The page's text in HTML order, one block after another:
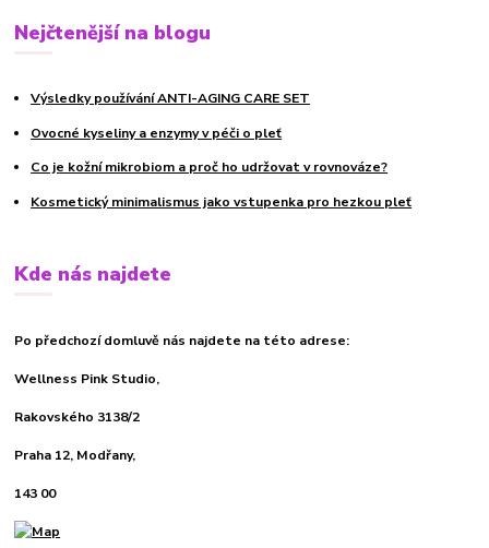
Nejčtenější na blogu
Výsledky používání ANTI-AGING CARE SET
Ovocné kyseliny a enzymy v péči o pleť
Co je kožní mikrobiom a proč ho udržovat v rovnováze?
Kosmetický minimalismus jako vstupenka pro hezkou pleť
Kde nás najdete
Po předchozí domluvě nás najdete na této adrese:
Wellness Pink Studio,
Rakovského 3138/2
Praha 12, Modřany,
143 00